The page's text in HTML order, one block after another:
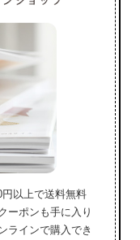
以上で送料無料
ーポンも手に入り
ラインで購入でき